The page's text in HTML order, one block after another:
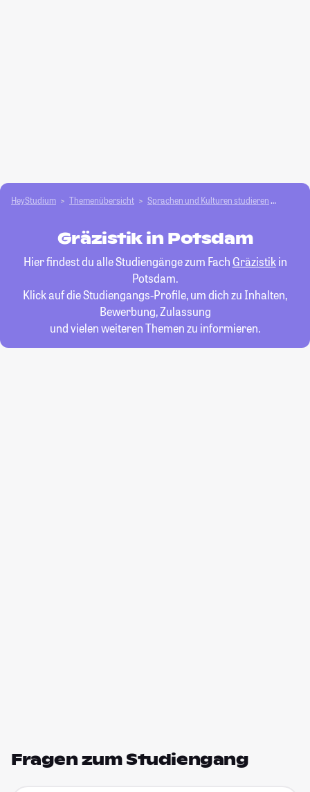
HeyStudium Themenübersicht Sprachen und Kulturen studieren
Gräzistik in Potsdam
Hier findest du alle Studiengänge zum Fach Gräzistikin
Potsdam.
Klick auf die Studiengangs-Profile, um dich zu Inhalten,
Bewerbung, Zulassung
und vielen weiteren Themen zu informieren.
Fragen zum Studiengang